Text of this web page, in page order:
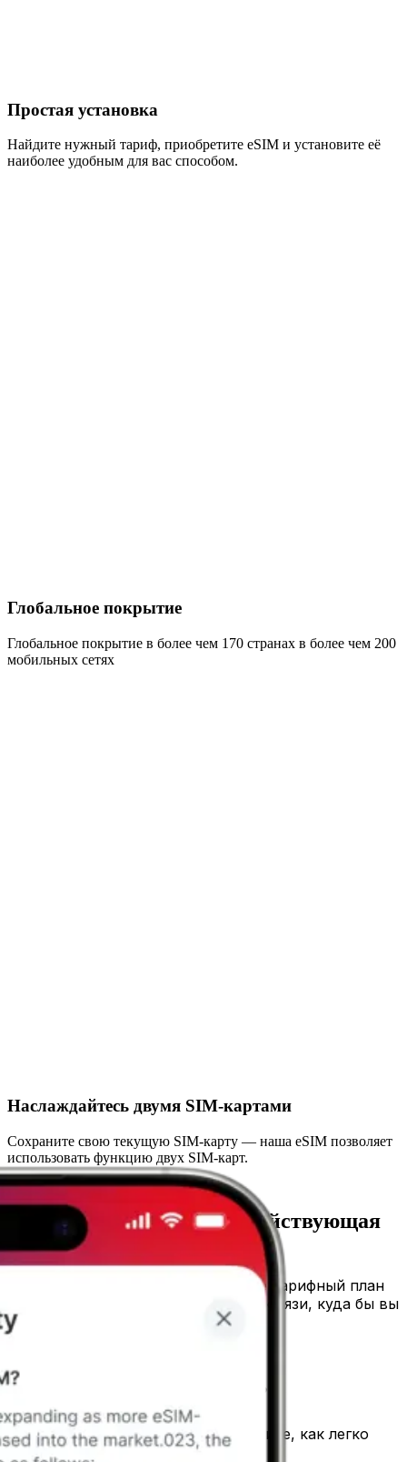
Простая установка
Найдите нужный тариф, приобретите eSIM и установите её
наиболее удобным для вас способом.
Глобальное покрытие
Глобальное покрытие в более чем 170 странах в более чем 200
мобильных сетях
Наслаждайтесь двумя SIM-картами
Сохраните свою текущую SIM-карту — наша eSIM позволяет
использовать функцию двух SIM-карт.
Скоро в путешествие?
Вам нужна eSIM-карта, действующая
по всему миру.
Выберите направление, подберите тарифный план
под свои нужды и оставайтесь на связи, куда бы вы
ни отправились!
Как работает Barça eSIM?
Всего за несколько шагов вы увидите, как легко
получить свою Barça Mobile eSIM!